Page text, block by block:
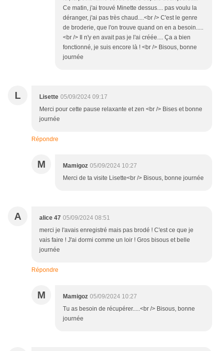
Ce matin, j'ai trouvé Minette dessus.... pas voulu la
déranger, j'ai pas très chaud....<br /> C'est le genre
de broderie, que l'on trouve quand on en a besoin.....
<br /> Il n'y en avait pas je l'ai créée.... Ça a bien
fonctionné, je suis encore là ! <br /> Bisous, bonne
journée
L Lisette 05/09/2024 09:17
Merci pour cette pause relaxante et zen <br /> Bises et bonne
journée
Répondre
M Mamigoz 05/09/2024 10:27
Merci de ta visite Lisette<br /> Bisous, bonne journée
A alice 47 05/09/2024 08:51
merci je l'avais enregistré mais pas brodé ! C'est ce que je
vais faire ! J'ai dormi comme un loir ! Gros bisous et belle
journée
Répondre
M Mamigoz 05/09/2024 10:27
Tu as besoin de récupérer.....<br /> Bisous, bonne
journée